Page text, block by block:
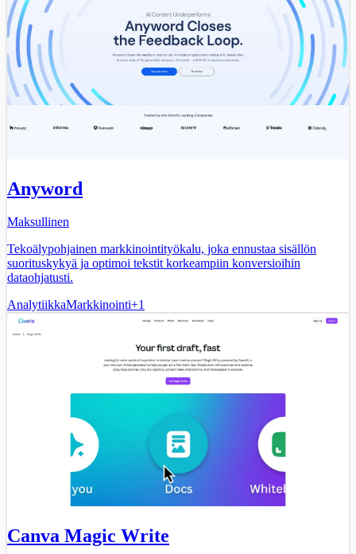
Anyword
Maksullinen
Tekoälypohjainen markkinointityökalu, joka ennustaa sisällön
suorituskykyä ja optimoi tekstit korkeampiin konversioihin
dataohjatusti.
AnalytiikkaMarkkinointi+1
Canva Magic Write